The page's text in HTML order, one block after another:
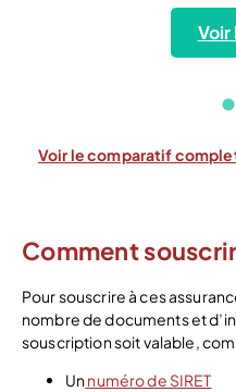
Voir
Voir le comparatif
Comment
Pour souscrire à ces
nombre de documents et
souscription soit valable,
Unnuméro de SIRET